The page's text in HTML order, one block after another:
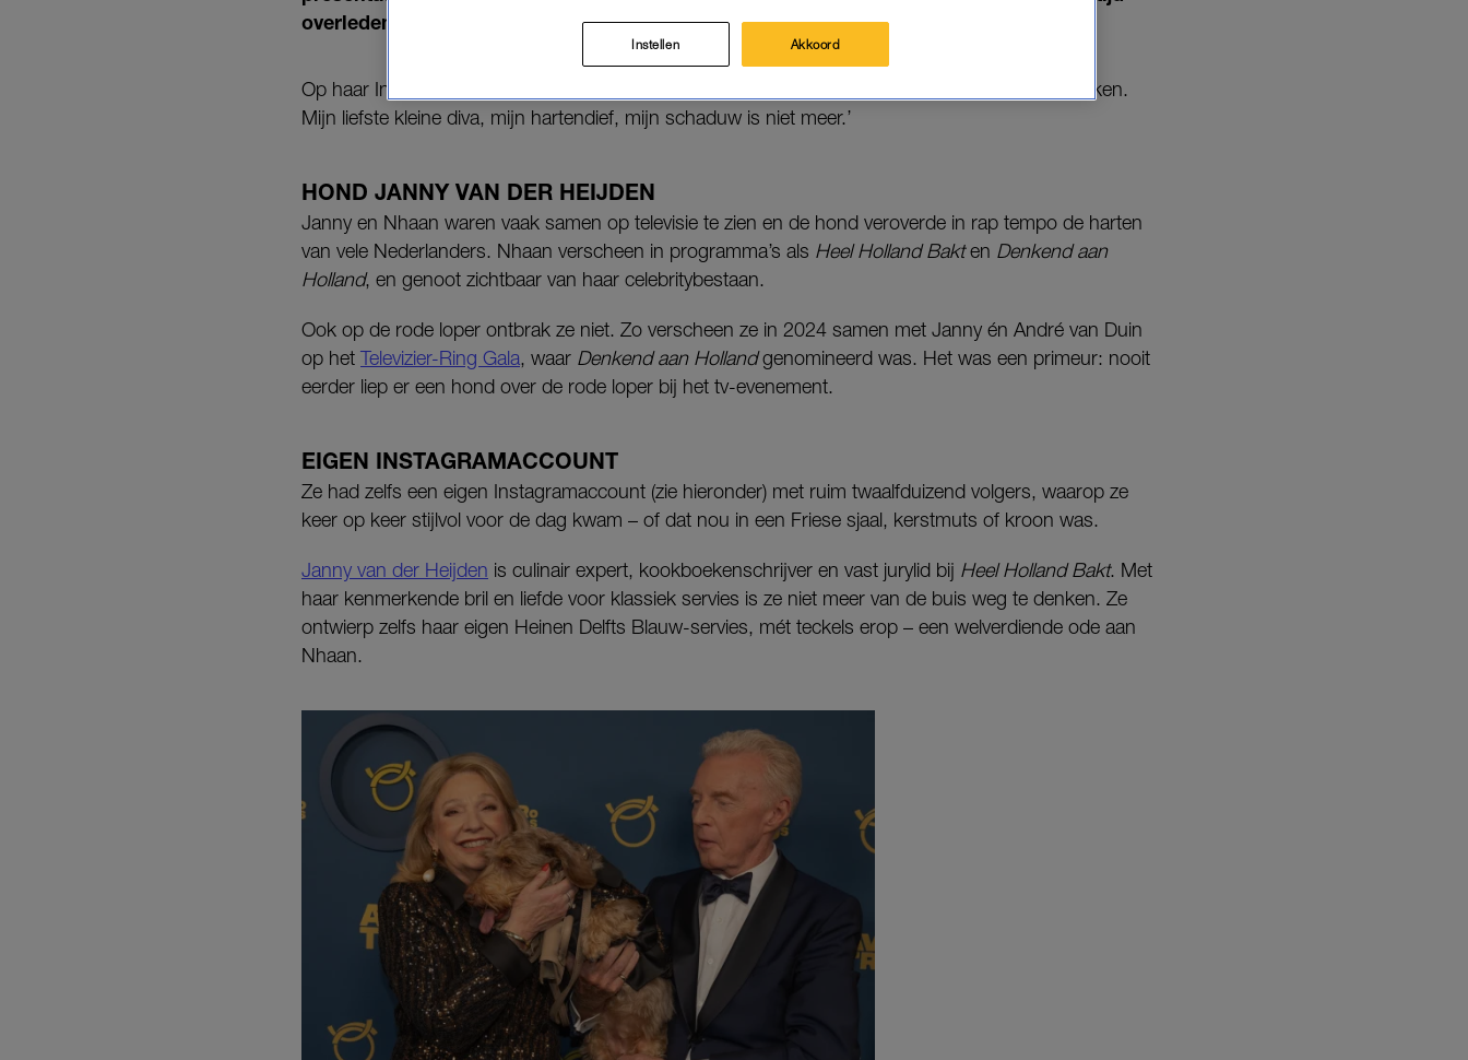
overleden.
Op haar Instagrampagina deelt ze een foto van Nhaan, met daarbij de tekst: ‘Mijn hart is gebroken.
Mijn liefste kleine diva, mijn hartendief, mijn schaduw is niet meer.’
HOND JANNY VAN DER HEIJDEN
Janny en Nhaan waren vaak samen op televisie te zien en de hond veroverde in rap tempo de harten
van vele Nederlanders. Nhaan verscheen in programma’s als Heel Holland Bakten Denkend aan
Holland, en genoot zichtbaar van haar celebritybestaan.
Ook op de rode loper ontbrak ze niet. Zo verscheen ze in 2024 samen met Janny én André van Duin
op het Televizier-Ring Gala, waar Denkend aan Hollandgenomineerd was. Het was een primeur: nooit
eerder liep er een hond over de rode loper bij het tv-evenement.
EIGEN INSTAGRAMACCOUNT
Ze had zelfs een eigen Instagramaccount (zie hieronder) met ruim twaalfduizend volgers, waarop ze
keer op keer stijlvol voor de dag kwam – of dat nou in een Friese sjaal, kerstmuts of kroon was.
Janny van der Heijden is culinair expert, kookboekenschrijver en vast jurylid bij Heel Holland Bakt. Met
haar kenmerkende bril en liefde voor klassiek servies is ze niet meer van de buis weg te denken. Ze
ontwierp zelfs haar eigen Heinen Delfts Blauw-servies, mét teckels erop – een welverdiende ode aan
Nhaan.
Instellen Akkoord